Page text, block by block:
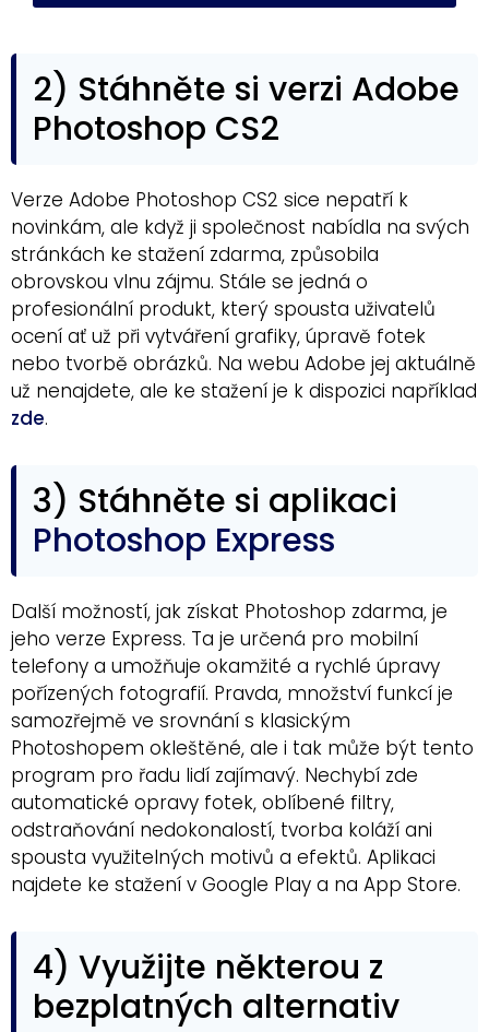
2) Stáhněte si verzi Adobe
Photoshop CS2
Verze Adobe Photoshop CS2 sice nepatří k
novinkám, ale když ji společnost nabídla na svých
stránkách ke stažení zdarma, způsobila
obrovskou vlnu zájmu. Stále se jedná o
profesionální produkt, který spousta uživatelů
ocení ať už při vytváření grafiky, úpravě fotek
nebo tvorbě obrázků. Na webu Adobe jej aktuálně
už nenajdete, ale ke stažení je k dispozici například
zde.
3) Stáhněte si aplikaci
Photoshop Express
Další možností, jak získat Photoshop zdarma, je
jeho verze Express. Ta je určená pro mobilní
telefony a umožňuje okamžité a rychlé úpravy
pořízených fotografií. Pravda, množství funkcí je
samozřejmě ve srovnání s klasickým
Photoshopem okleštěné, ale i tak může být tento
program pro řadu lidí zajímavý. Nechybí zde
automatické opravy fotek, oblíbené filtry,
odstraňování nedokonalostí, tvorba koláží ani
spousta využitelných motivů a efektů. Aplikaci
najdete ke stažení v Google Play a na App Store.
4) Využijte některou z
bezplatných alternativ